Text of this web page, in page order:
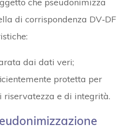
di corrispondenza DV‑DF
dai dati veri;
protetta per
e di integrità.